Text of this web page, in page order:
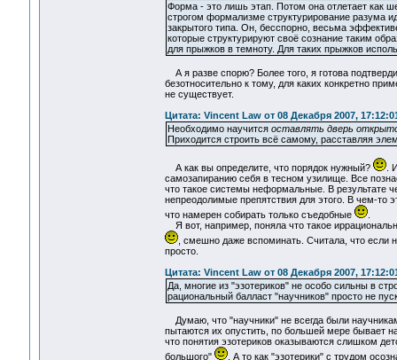
Форма - это лишь этап. Потом она отлетает как
строгом формализме структурирование разума
закрытого типа. Он, бесспорно, весьма
которые структурируют своё сознание таким
для прыжков в темноту. Для таких прыжков
А я разве спорю? Более того, я готова
безотносительно к тому, для каких конкретно
не существует.
Цитата: Vincent Law от 08 Декабря 2007,
Необходимо научится оставлять дверь
Приходится строить всё самому, расставляя
А как вы определите, что порядок нужный?
.
самозапиранию себя в тесном узилище. Все
что такое системы неформальные. В результате
непреодолимые препятствия для этого. В чем-то
что намерен собирать только съедобные
.
Я вот, например, поняла что такое
, смешно даже вспоминать. Считала, что если
просто.
Цитата: Vincent Law от 08 Декабря 2007,
Да, многие из "эзотериков" не особо сильны в
рациональный балласт "научников" просто не
Думаю, что "научники" не всегда были
пытаются их опустить, по большей мере бывает
что понятия эзотериков оказываются слишком
большого"
. А то как "эзотерики" с трудом